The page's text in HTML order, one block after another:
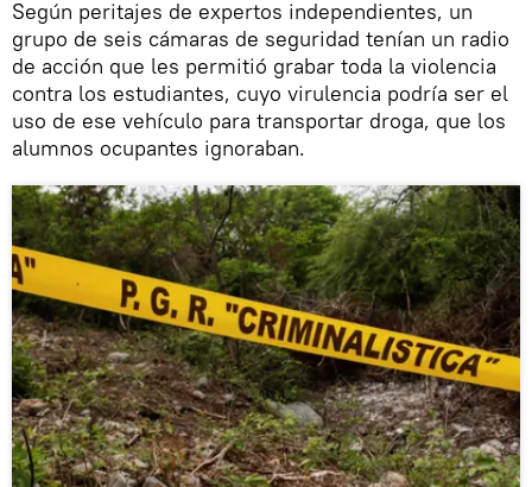
Según peritajes de expertos independientes, un
grupo de seis cámaras de seguridad tenían un radio
de acción que les permitió grabar toda la violencia
contra los estudiantes, cuyo virulencia podría ser el
uso de ese vehículo para transportar droga, que los
alumnos ocupantes ignoraban.